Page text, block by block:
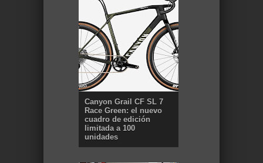
Canyon Grail CF SL 7
Race Green: el nuevo
cuadro de edición
limitada a 100
unidades